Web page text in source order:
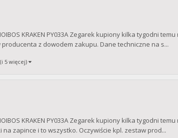
KRAKEN PY033A Zegarek kupiony kilka tygodni
z dowodem zakupu. Dane techniczne na s...
(i 5 więcej)
KRAKEN PY033A Zegarek kupiony kilka tygodni
zapince i to wszystko. Oczywiście kpl. zestaw prod...